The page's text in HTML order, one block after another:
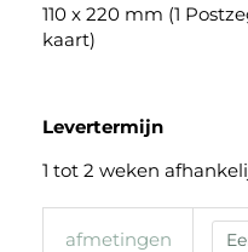
110 x 220 mm (1
kaart)
Levertermijn
1 tot 2 weken
afmetingen